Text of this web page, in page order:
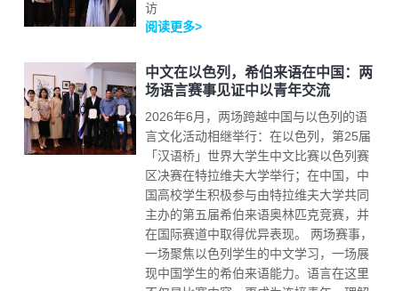
访
阅读更多>
中文在以色列，希伯来语在中国：两
场语言赛事见证中以青年交流
2026年6月，两场跨越中国与以色列的语
言文化活动相继举行：在以色列，第25届
「汉语桥」世界大学生中文比赛以色列赛
区决赛在特拉维夫大学举行；在中国，中
国高校学生积极参与由特拉维夫大学共同
主办的第五届希伯来语奥林匹克竞赛，并
在国际赛道中取得优异表现。 两场赛事，
一场聚焦以色列学生的中文学习，一场展
现中国学生的希伯来语能力。语言在这里